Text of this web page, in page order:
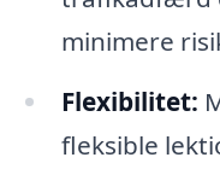
minimere
Flexibilitet:
fleksible